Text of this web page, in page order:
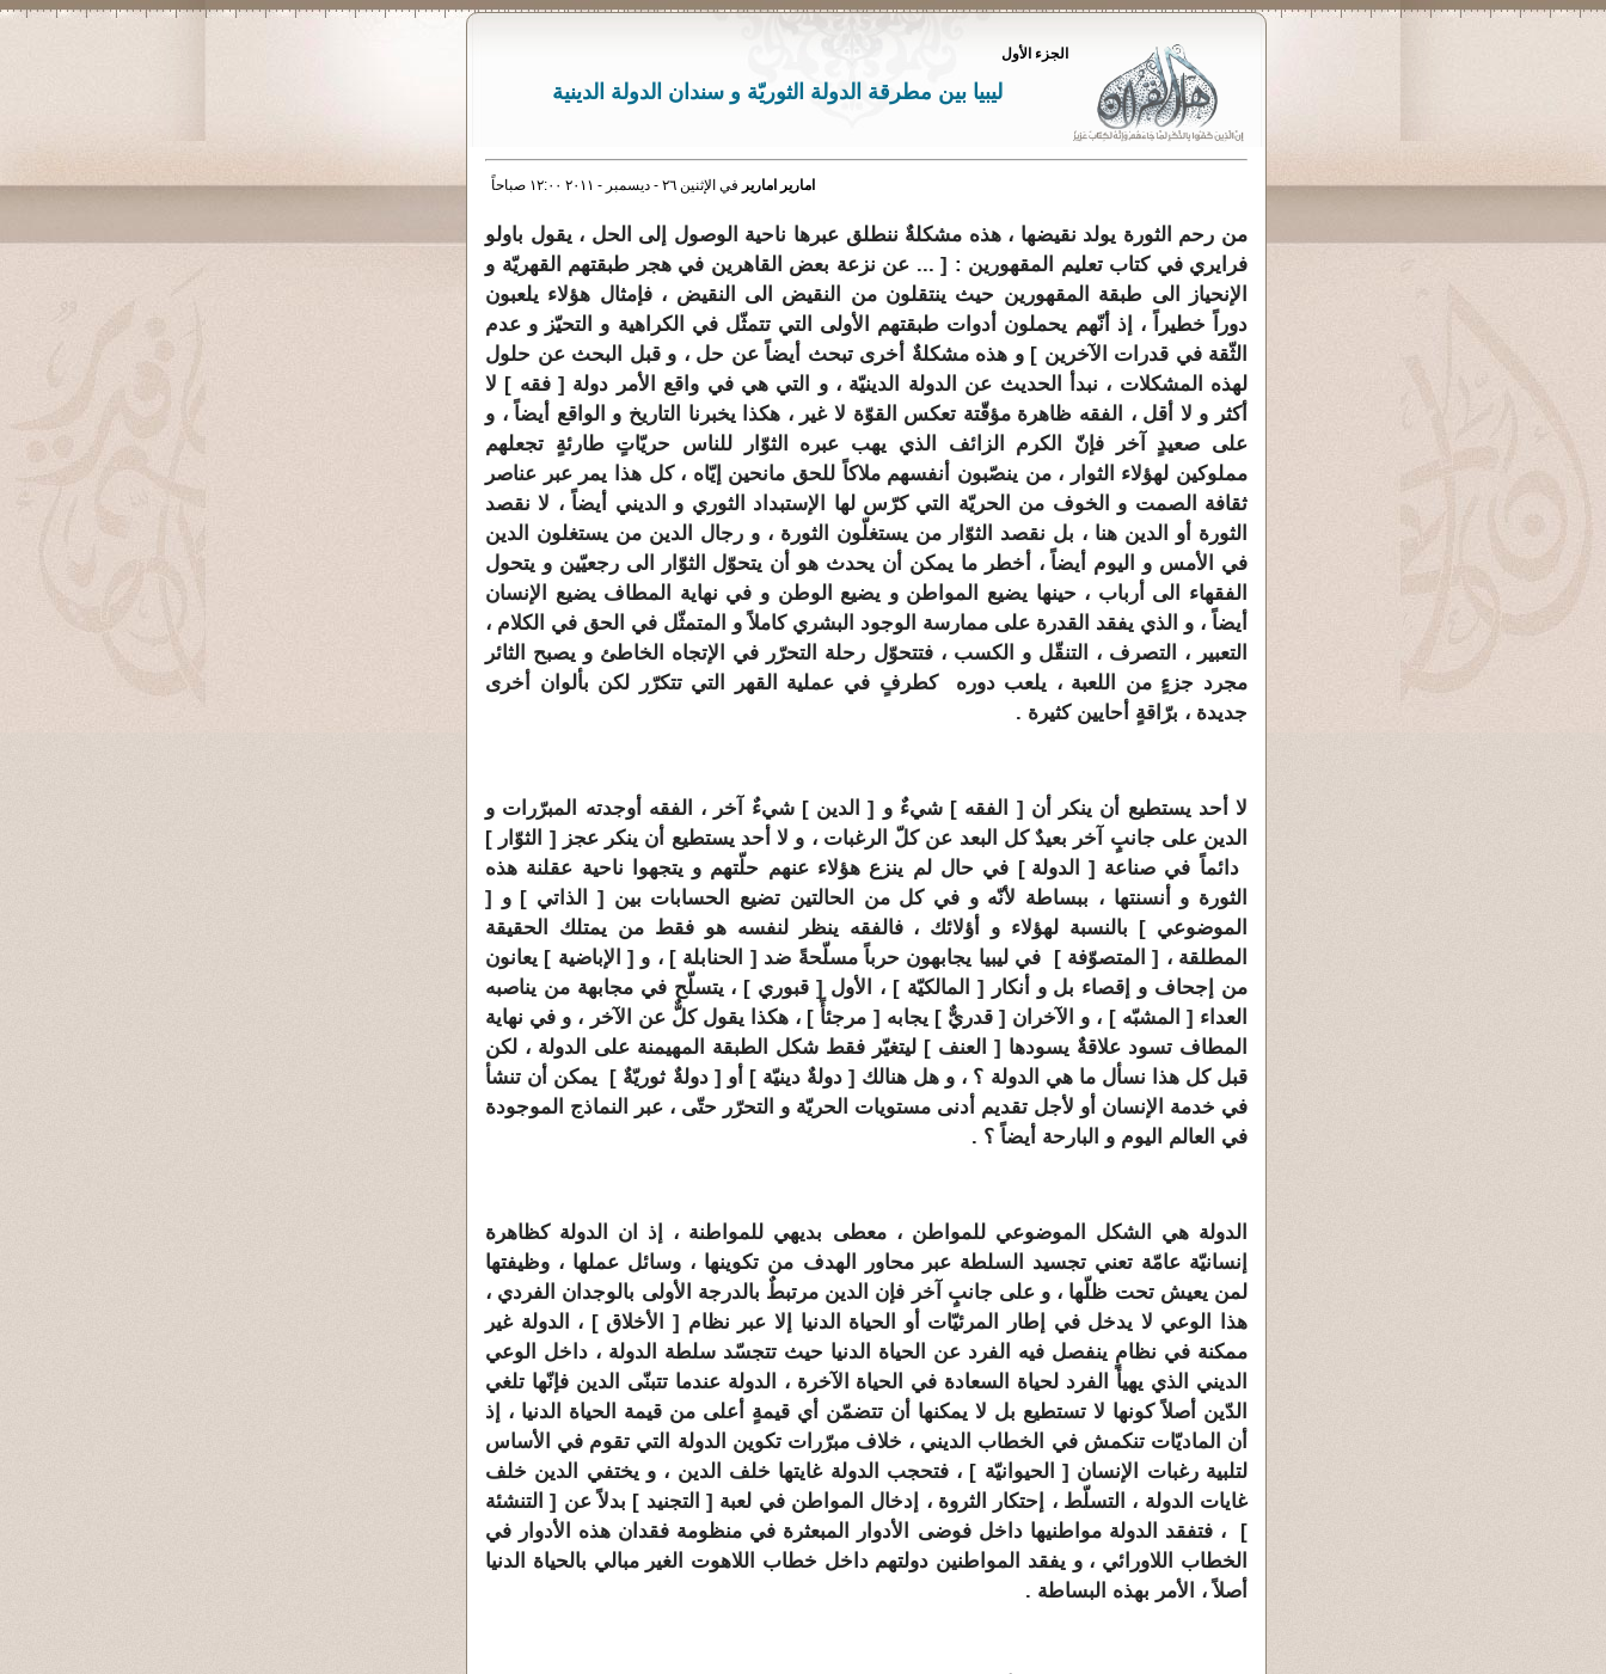
الجزء الأول
ليبيا بين مطرقة الدولة الثوريّة و سندان الدولة الدينية
امارير امارير في الإثنين ٢٦ - ديسمبر - ٢٠١١ ١٢:٠٠ صباحاً
من رحم الثورة يولد نقيضها ، هذه مشكلةٌ ننطلق عبرها ناحية الوصول إلى الحل ، يقول باولو
فرايري في كتاب تعليم المقهورين : [ ... عن نزعة بعض القاهرين في هجر طبقتهم القهريّة و
الإنحياز الى طبقة المقهورين حيث ينتقلون من النقيض الى النقيض ، فإمثال هؤلاء يلعبون
دوراً خطيراً ، إذ أنّهم يحملون أدوات طبقتهم الأولى التي تتمثّل في الكراهية و التحيّز و عدم
الثّقة في قدرات الآخرين ] و هذه مشكلةٌ أخرى تبحث أيضاً عن حل ، و قبل البحث عن حلول
لهذه المشكلات ، نبدأ الحديث عن الدولة الدينيّة ، و التي هي في واقع الأمر دولة [فقه ] لا
أكثر و لا أقل ، الفقه ظاهرة مؤقّتة تعكس القوّة لا غير ، هكذا يخبرنا التاريخ و الواقع أيضاً ، و
على صعيدٍ آخر فإنّ الكرم الزائف الذي يهب عبره الثوّار للناس حريّاتٍ طارئةٍ تجعلهم
مملوكين لهؤلاء الثوار ، من ينصّبون أنفسهم ملاكاً للحق مانحين إيّاه ، كل هذا يمر عبر عناصر
ثقافة الصمت و الخوف من الحريّة التي كرّس لها الإستبداد الثوري و الديني أيضاً ، لا نقصد
الثورة أو الدين هنا ، بل نقصد الثوّار من يستغلّون الثورة ، و رجال الدين من يستغلون الدين
في الأمس و اليوم أيضاً ، أخطر ما يمكن أن يحدث هو أن يتحوّل الثوّار الى رجعيّين و يتحول
الفقهاء الى أرباب ، حينها يضيع المواطن و يضيع الوطن و في نهاية المطاف يضيع الإنسان
أيضاً ، و الذي يفقد القدرة على ممارسة الوجود البشري كاملاً و المتمثّل في الحق في الكلام ،
التعبير ، التصرف ، التنقّل و الكسب ، فتتحوّل رحلة التحرّر في الإتجاه الخاطئ و يصبح الثائر
مجرد جزءٍ من اللعبة ، يلعب دوره كطرفٍ في عملية القهر التي تتكرّر لكن بألوان أخرى
جديدة ، برّاقةٍ أحايين كثيرة .
لا أحد يستطيع أن ينكر أن [ الفقه ] شيءٌ و [ الدين ] شيءٌ آخر ، الفقه أوجدته المبرّرات و
الدين على جانبٍ آخر بعيدٌ كل البعد عن كلّ الرغبات ، و لا أحد يستطيع أن ينكر عجز [ الثوّار ]
دائماً في صناعة [
الدولة ] في حال لم ينزع هؤلاء عنهم حلّتهم و يتجهوا ناحية عقلنة هذه
الثورة و أنسنتها ، ببساطة لأنّه و في كل من الحالتين تضيع الحسابات بين [
الذاتي ] و [
الموضوعي ] بالنسبة لهؤلاء و أؤلائك ، فالفقه ينظر لنفسه هو فقط من يمتلك الحقيقة
المطلقة ، [ المتصوّفة ] في ليبيا يجابهون حرباً مسلّحةً ضد [ الحنابلة ] ، و [ الإباضية ] يعانون
من إجحاف و إقصاء بل و أنكار [ المالكيّة ] ، الأول [ قبوري ] ، يتسلّح في مجابهة من يناصبه
العداء [ المشبّه ] ، و الآخران [قدريٌّ ] يجابه [ مرجئأً ] ، هكذا يقول كلٌّ عن الآخر ، و في نهاية
المطاف تسود علاقةٌ يسودها [ العنف ] ليتغيّر فقط شكل الطبقة المهيمنة على الدولة ، لكن
قبل كل هذا نسأل ما هي الدولة ؟ ، و هل هنالك [دولةٌ دينيّة ] أو [دولةٌ ثوريّةٌ ] يمكن أن تنشأ
في خدمة الإنسان أو لأجل تقديم أدنى مستويات الحريّة و التحرّر حتّى ، عبر النماذج الموجودة
في العالم اليوم و البارحة أيضاً ؟ .
الدولة هي الشكل الموضوعي للمواطن ، معطى بديهي للمواطنة ، إذ ان الدولة كظاهرة
إنسانيّة عامّة تعني تجسيد السلطة عبر محاور الهدف من تكوينها ، وسائل عملها ، وظيفتها
لمن يعيش تحت ظلّها ، و على جانبٍ آخر فإن الدين مرتبطٌ بالدرجة الأولى بالوجدان الفردي ،
هذا الوعي لا يدخل في إطار المرئيّات أو الحياة الدنيا إلا عبر نظام [
الأخلاق ] ، الدولة غير
ممكنة في نظامٍ ينفصل فيه الفرد عن الحياة الدنيا حيث تتجسّد سلطة الدولة ، داخل الوعي
الديني الذي يهيأ الفرد لحياة السعادة في الحياة الآخرة ، الدولة عندما تتبنّى الدين فإنّها تلغي
الدّين أصلاً كونها لا تستطيع بل لا يمكنها أن تتضمّن أي قيمةٍ أعلى من قيمة الحياة الدنيا ، إذ
أن الماديّات تنكمش في الخطاب الديني ، خلاف مبرّرات تكوين الدولة التي تقوم في الأساس
لتلبية رغبات الإنسان [ الحيوانيّة ] ، فتحجب الدولة غايتها خلف الدين ، و يختفي الدين خلف
غايات الدولة ، التسلّط ، إحتكار الثروة ، إدخال المواطن في لعبة [ التجنيد ] بدلاً عن [ التنشئة
] ، فتفقد الدولة مواطنيها داخل فوضى الأدوار المبعثرة في منظومة فقدان هذه الأدوار في
الخطاب اللاورائي ، و يفقد المواطنين دولتهم داخل خطاب اللاهوت الغير مبالي بالحياة الدنيا
أصلاً ، الأمر بهذه البساطة .